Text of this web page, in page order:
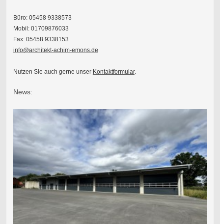
Büro: 05458 9338573
Mobil: 01709876033
Fax: 05458 9338153
info@architekt-achim-emons.de
Nutzen Sie auch gerne unser Kontaktformular.
News: